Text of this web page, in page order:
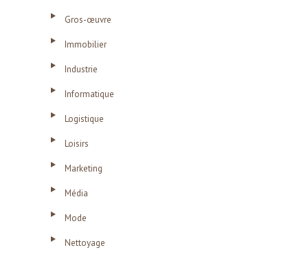
Gros-œuvre
Immobilier
Industrie
Informatique
Logistique
Loisirs
Marketing
Média
Mode
Nettoyage